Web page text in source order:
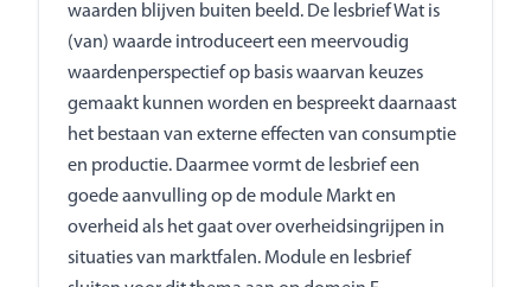
waarden blijven buiten beeld. De lesbrief Wat is
(van) waarde introduceert een meervoudig
waardenperspectief op basis waarvan keuzes
gemaakt kunnen worden en bespreekt daarnaast
het bestaan van externe effecten van consumptie
en productie. Daarmee vormt de lesbrief een
goede aanvulling op de module Markt en
overheid als het gaat over overheidsingrijpen in
situaties van marktfalen. Module en lesbrief